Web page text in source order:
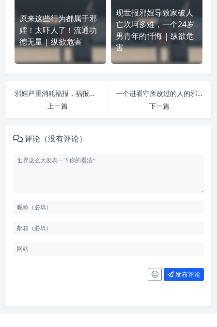
原来这些行为都属于邪
婬！太吓人了！流通功
德无量 | 纵欲危害
现世报邪婬导致家破人
亡坎坷多难，一个24岁
男青年的忏悔 | 纵欲危
害
邪婬严重消耗福报，福报没了命就没了 | 纵欲危害
上一篇
一个进看守所改过的人的邪婬忏悔录 | 纵欲危害
下一篇
评论（没有评论）
发布评论